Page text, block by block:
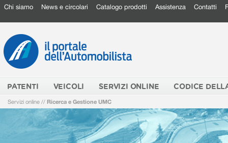
Chi siamo News e circolari Catalogo prodotti Assistenza Contatti
PATENTI VEICOLI SERVIZI ONLINE CODICE
Servizi online // Ricerca e Gestione UMC